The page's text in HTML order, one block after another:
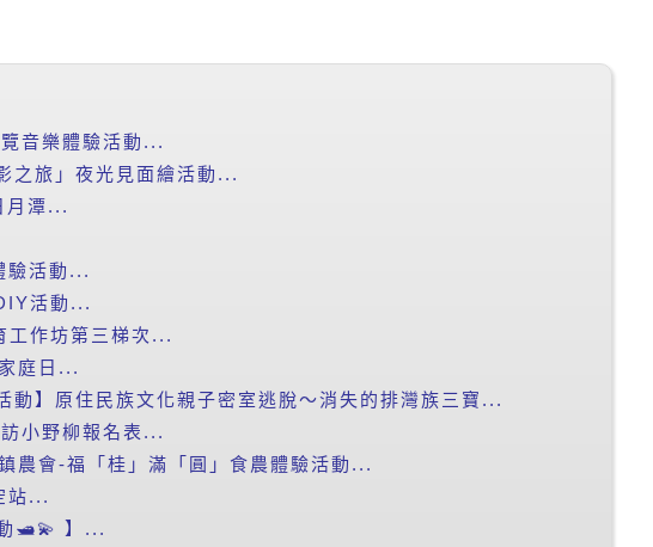
音樂體驗活動...
之旅」夜光見面繪活動...
月潭...
驗活動...
活動...
工作坊第三梯次...
庭日...
動】原住民族文化親子密室逃脫～消失的排灣族三寶...
小野柳報名表...
農會-福「桂」滿「圓」食農體驗活動...
站...
動🛥️💫 】...